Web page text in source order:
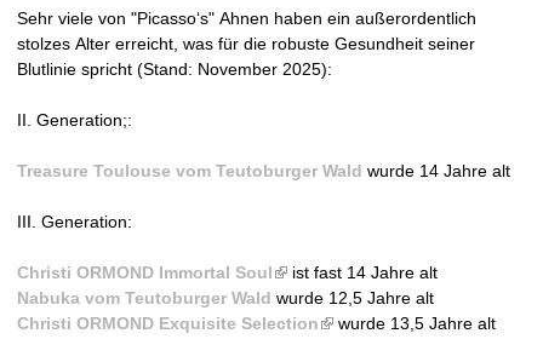
Sehr viele von "Picasso‘s" Ahnen haben ein außerordentlich
stolzes Alter erreicht, was für die robuste Gesundheit seiner
Blutlinie spricht (Stand: November 2025):
II. Generation;:
Treasure Toulouse vom Teutoburger Wald wurde 14 Jahre alt
III. Generation:
Christi ORMOND Immortal Soul(
l
i
ist fast 14 Jahre alt
Nabuka vom Teutoburger Wald wurde 12,5 Jahre alt
Christi ORMOND Exquisite Selection(
wurde 13,5 Jahre alt